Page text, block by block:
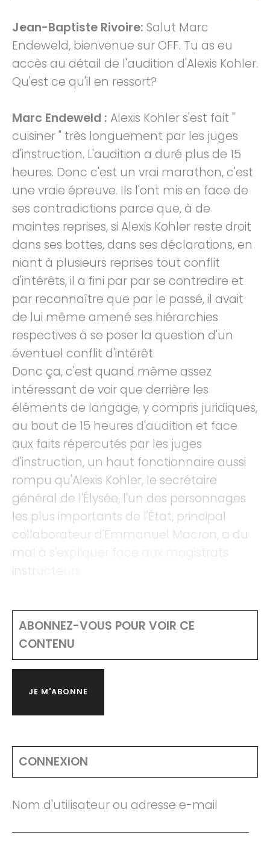
Jean-Baptiste Rivoire: Salut Marc
Endeweld, bienvenue sur OFF. Tu as eu
accès au détail de l'audition d'Alexis Kohler.
Qu'est ce qu'il en ressort?
Marc Endeweld : Alexis Kohler s'est fait "
cuisiner " très longuement par les juges
d'instruction. L'audition a duré plus de 15
heures. Donc c'est un vrai marathon, c'est
une vraie épreuve. Ils l'ont mis en face de
ses contradictions parce que, à de
maintes reprises, si Alexis Kohler reste droit
dans ses bottes, dans ses déclarations, en
niant à plusieurs reprises tout conflit
d'intérêts, il a fini par par se contredire et
par reconnaître que par le passé, il avait
de lui même amené ses hiérarchies
respectives à se poser la question d'un
éventuel conflit d'intérêt.
Donc ça, c'est quand même assez
intéressant de voir que derrière les
éléments de langage, y compris juridiques,
au bout de 15 heures d'audition et face
aux faits répercutés par les juges
d'instruction, un haut fonctionnaire aussi
rompu qu'Alexis Kohler, le secrétaire
général de l'Élysée, l'un des personnages
les plus importants de l'État, principal
collaborateur d'Emmanuel Macron, a du
mal à s'expliquer face aux magistrats
instructeurs.
ABONNEZ-VOUS POUR VOIR CE
CONTENU
JE M'ABONNE
CONNEXION
Nom d'utilisateur ou adresse e-mail